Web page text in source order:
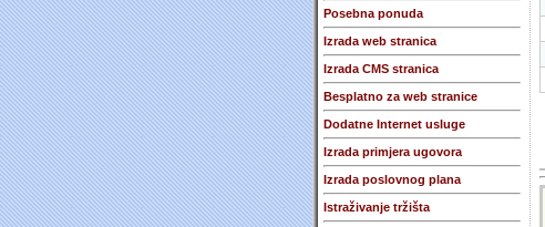
Posebna ponuda
Izrada web stranica
Izrada CMS stranica
Besplatno za web stranice
Dodatne Internet usluge
Izrada primjera ugovora
Izrada poslovnog plana
Istraživanje tržišta